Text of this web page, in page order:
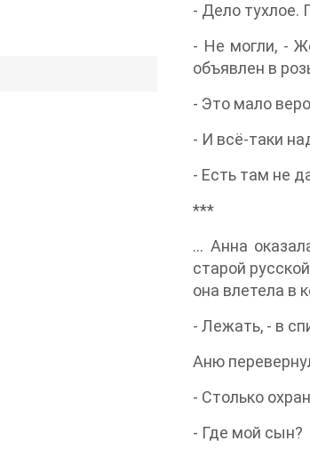
- Дело тухлое.
- Не могли, -
объявлен в
- Это мало
- И всё-таки
- Есть там не
***
… Анна
старой
она влетела в
- Лежать, - в
Аню
- Столько
- Где мой сын?